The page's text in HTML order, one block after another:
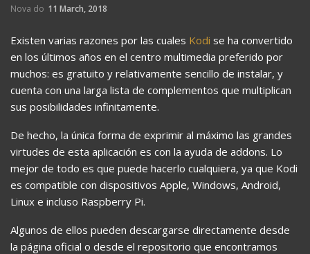
Nova do 11 March, 2018
Existen varias razones por las cuales Kodi se ha convertido
en los últimos años en el centro multimedia preferido por
muchos: es gratuito y relativamente sencillo de instalar, y
cuenta con una larga lista de complementos que multiplican
sus posibilidades infinitamente.
De hecho, la única forma de exprimir al máximo las grandes
virtudes de esta aplicación es con la ayuda de addons. Lo
mejor de todo es que puede hacerlo cualquiera, ya que Kodi
es compatible con dispositivos Apple, Windows, Android,
Linux e incluso Raspberry Pi.
Algunos de ellos pueden descargarse directamente desde
la página oficial o desde el repositorio que encontramos